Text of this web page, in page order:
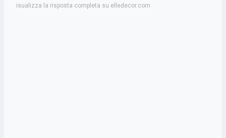
isualizza la risposta completa su elledecor.com